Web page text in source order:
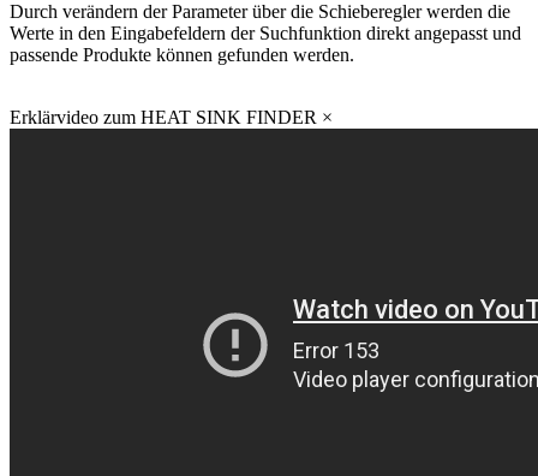
Durch verändern der Parameter über die Schieberegler werden die
Werte in den Eingabefeldern der Suchfunktion direkt angepasst und
passende Produkte können gefunden werden.
Erklärvideo zum HEAT SINK FINDER ×